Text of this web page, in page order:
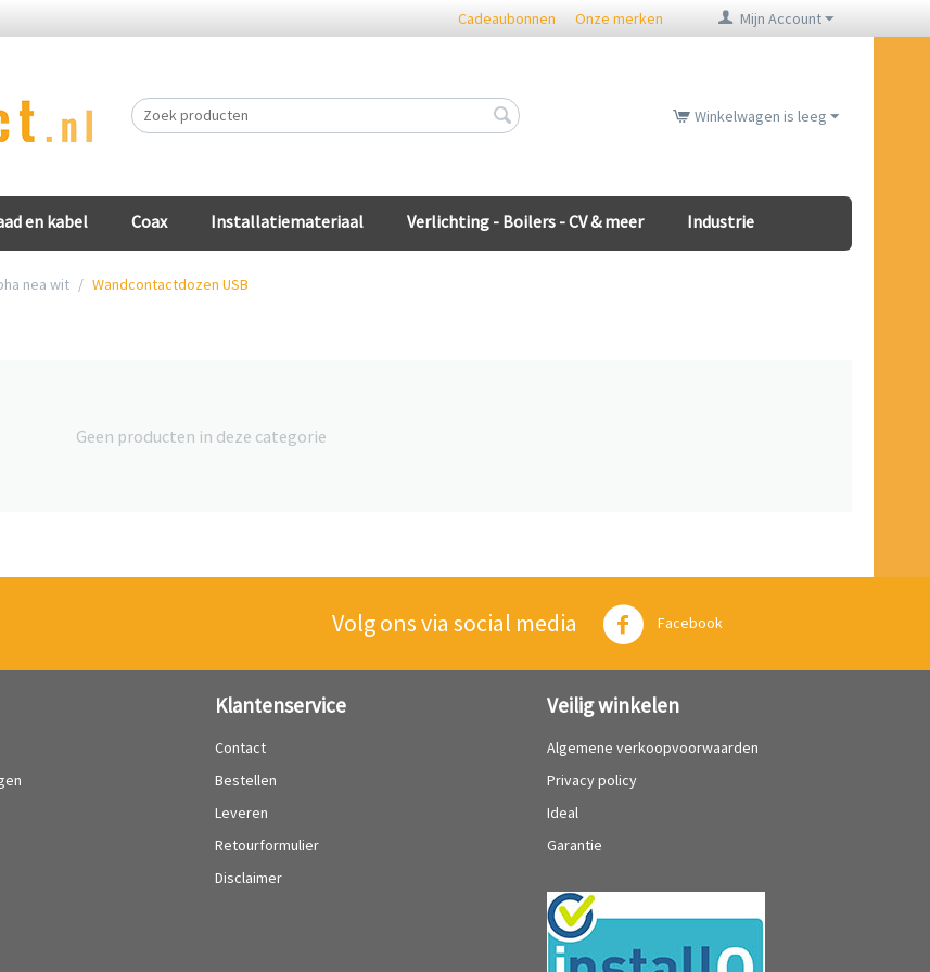
Mijn Account
Cadeaubonnen Onze merken
Winkelwagen is leeg
en kabel Coax Installatiemateriaal Verlichting - Boilers - CV & meer Industrie
nea wit / Wandcontactdozen USB
Geen producten in deze categorie
Volg ons via social media Facebook
Klantenservice
Contact
Bestellen
Leveren
Retourformulier
Disclaimer
Veilig winkelen
Algemene verkoopvoorwaarden
Privacy policy
Ideal
Garantie